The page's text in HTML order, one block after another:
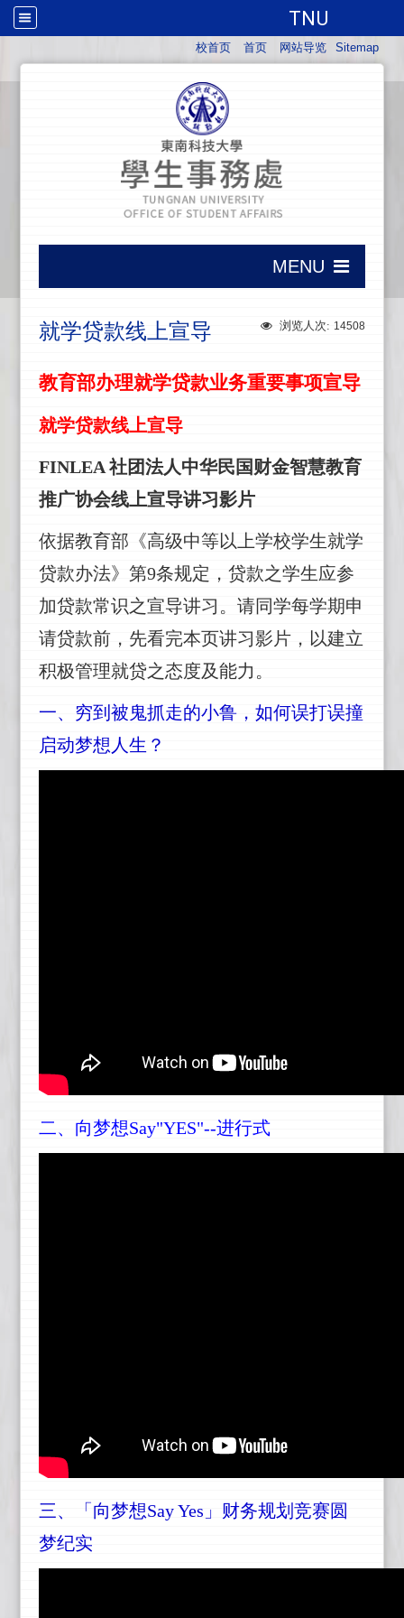
TNU
校首页 首页 网站导览 Sitemap
MENU
浏览人次: 14508
就学贷款线上宣导
教育部办理就学贷款业务重要事项宣导
就学贷款线上宣导
FINLEA社团法人中华民国财金智慧教育
推广协会线上宣导讲习影片
依据教育部《高级中等以上学校学生就学
贷款办法》第9条规定，贷款之学生应参
加贷款常识之宣导讲习。请同学每学期申
请贷款前，先看完本页讲习影片，以建立
积极管理就贷之态度及能力。
一、 穷到被鬼抓走的小鲁，如何误打误撞
启动梦想人生？
二、 向梦想Say"YES"--进行式
三、
「向梦想Say Yes」财务规划竞赛圆
梦纪实